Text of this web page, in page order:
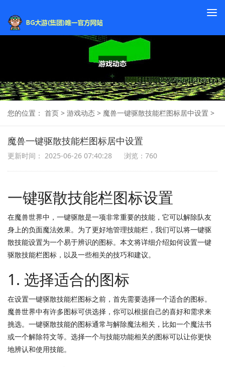
您的位置： 首页 > 游戏动态 > 魔兽一键驱散技能栏图标居中设置 >
魔兽一键驱散技能栏图标居中设置
更新时间： 2025-06-26 07:40:28 浏览：760
一键驱散技能栏图标设置
在魔兽世界中，一键驱散是一项非常重要的技能，它可以解除队友
身上的负面魔法效果。为了更好地管理技能栏，我们可以将一键驱
散技能设置为一个易于辨识的图标。本文将详细介绍如何设置一键
驱散技能栏图标，以及一些相关的技巧和建议。
1. 选择适合的图标
在设置一键驱散技能栏图标之前，首先需要选择一个适合的图标。
魔兽世界中有许多图标可供选择，你可以根据自己的喜好和需求来
挑选。一键驱散技能的图标通常与解除魔法相关，比如一个魔法书
或一个解除符文等。选择一个与技能功能相关的图标可以让你更快
地辨认和使用技能。